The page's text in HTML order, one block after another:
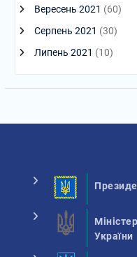
Вересень 2021 (60)
Серпень 2021 (30)
Липень 2021 (10)
України